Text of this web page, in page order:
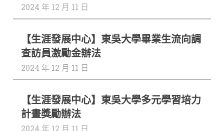
2024 年 12 月 11 日
【生涯發展中心】東吳大學畢業生流向調
查訪員激勵金辦法
2024 年 12 月 11 日
【生涯發展中心】東吳大學多元學習培力
計畫獎勵辦法
2024 年 12 月 11 日